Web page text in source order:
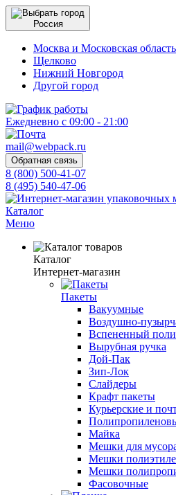
Россия
Москва и Московская область
Щелково
Нижний Новгород
Другой город
Ежедневно с 09:00 - 21:00
mail@webpack.ru
Обратная связь
8 (800) 500-41-07
8 (495) 540-47-06
Каталог
Меню
Каталог
Интернет-магазин
Пакеты
Вакуумные
Воздушно-
Вспененный
Вырубная ручка
Дой-Пак
Зип-Лок
Слайдеры
Крафт пакеты
Курьерские и
Майка
Мешки для
Мешки
Мешки
Фасовочные